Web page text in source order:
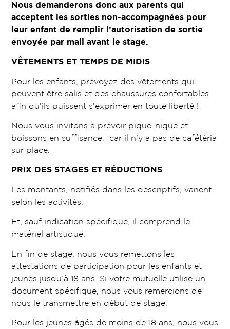
Nous demanderons donc aux parents qui
acceptent les sorties non-accompagnées pour
leur enfant de remplir l’autorisation de sortie
envoyée par mail avant le stage.
VÊTEMENTS ET TEMPS DE MIDIS
Pour les enfants, prévoyez des vêtements qui
peuvent être salis et des chaussures confortables
afin qu’ils puissent s’exprimer en toute liberté !
Nous vous invitons à prévoir pique-nique et
boissons en suffisance, car il n’y a pas de cafétéria
sur place.
PRIX DES STAGES ET RÉDUCTIONS
Les montants, notifiés dans les descriptifs, varient
selon les activités.
Et, sauf indication spécifique, il comprend le
matériel artistique.
En fin de stage, nous vous remettons les
attestations de participation pour les enfants et
jeunes jusqu’à 18 ans. Si votre mutuelle utilise un
document spécifique, nous vous remercions de
nous le transmettre en début de stage.
Pour les jeunes âgés de moins de 18 ans, nous vous